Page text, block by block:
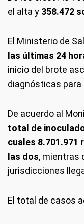
el alta y 358.472
El Ministerio de
las últimas 24
inicio del brote
diagnósticas
De acuerdo al
total de
cuales 8.701.971
las dos, mientras
jurisdicciones
El total de casos